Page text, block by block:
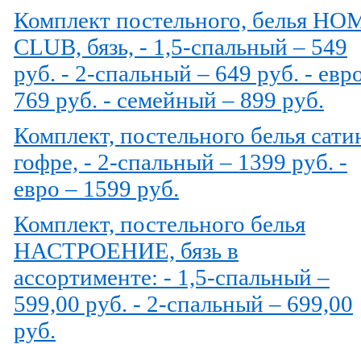
Комплект постельного, белья
CLUB, бязь, - 1,5-спальный – 549
руб. - 2-спальный – 649 руб. -
769 руб. - семейный – 899 руб.
Комплект, постельного белья
гофре, - 2-спальный – 1399 руб. -
евро – 1599 руб.
Комплект, постельного белья
НАСТРОЕНИЕ, бязь в
ассортименте: - 1,5-спальный –
599,00 руб. - 2-спальный – 699,00
руб.